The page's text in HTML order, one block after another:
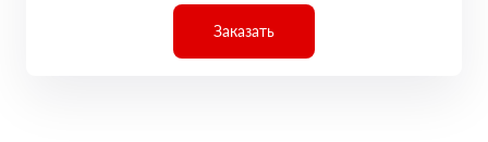
Заказать